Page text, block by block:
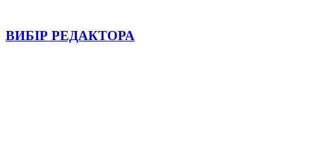
ВИБІР РЕДАКТОРА